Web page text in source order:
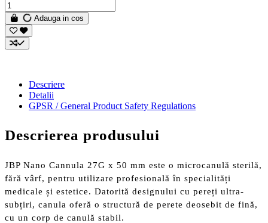
Adauga in cos
Descriere
Detalii
GPSR / General Product Safety Regulations
Descrierea produsului
JBP Nano Cannula 27G x 50 mm este o microcanulă sterilă,
fără vârf, pentru utilizare profesională în specialități
medicale și estetice. Datorită designului cu pereți ultra-
subțiri, canula oferă o structură de perete deosebit de fină,
cu un corp de canulă stabil.